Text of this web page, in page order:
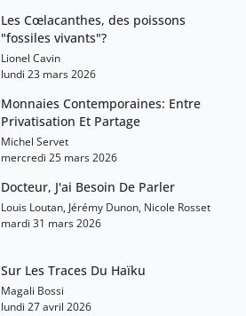
Les Cœlacanthes, des poissons
"fossiles vivants"?
Lionel Cavin
lundi 23 mars 2026
Monnaies Contemporaines: Entre
Privatisation Et Partage
Michel Servet
mercredi 25 mars 2026
Docteur, J'ai Besoin De Parler
Louis Loutan, Jérémy Dunon, Nicole Rosset
mardi 31 mars 2026
Sur Les Traces Du Haïku
Magali Bossi
lundi 27 avril 2026